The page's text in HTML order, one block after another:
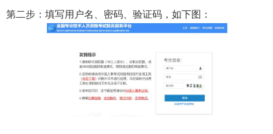
第二步：填写用户名、密码、验证码，如下图：